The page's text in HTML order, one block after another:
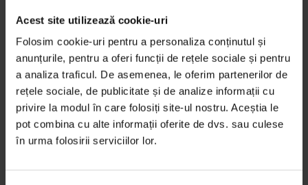
Acest site utilizează cookie-uri
Folosim cookie-uri pentru a personaliza conținutul și
anunțurile, pentru a oferi funcții de rețele sociale și pentru
a analiza traficul. De asemenea, le oferim partenerilor de
rețele sociale, de publicitate și de analize informații cu
privire la modul în care folosiți site-ul nostru. Aceștia le
pot combina cu alte informații oferite de dvs. sau culese
în urma folosirii serviciilor lor.
Actualizator,Parteneriate
J’ai Bistrot: Cum crești din Târgu
Mureș spre Capitală?
„Un bar pentru sufletul nostru, să avem noi și
prietenii unde să bem.”
DeDoR
Fotografii deCătălin Georgescu